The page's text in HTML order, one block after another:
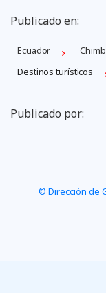
Publicado en:
Ecuador
Destinos turísticos
Publicado por:
© Dirección de